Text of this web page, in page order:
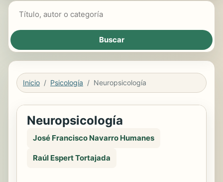
Inicio Psicología Neuropsicología
Neuropsicología
José Francisco Navarro Humanes
Raúl Espert Tortajada